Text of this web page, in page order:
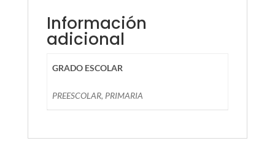
Información
adicional
GRADO ESCOLAR
PREESCOLAR, PRIMARIA